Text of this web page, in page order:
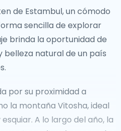
de **Antalya** y
resorts, mientras que las
Turquesa** brindan
pintorescos. Para los
como **Éfeso** y
del legado antiguo de
de Estambul, un cómodo
sencilla de explorar
brinda la oportunidad de
belleza natural de un país
por su proximidad a
la montaña Vitosha, ideal
A lo largo del año, la